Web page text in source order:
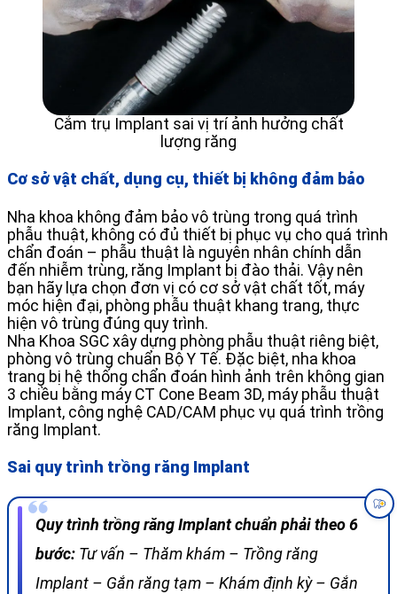
Cắm trụ Implant sai vị trí ảnh hưởng chất
lượng răng
Cơ sở vật chất, dụng cụ, thiết bị không đảm bảo
Nha khoa không đảm bảo vô trùng trong quá trình
phẫu thuật, không có đủ thiết bị phục vụ cho quá trình
chẩn đoán – phẫu thuật là nguyên nhân chính dẫn
đến nhiễm trùng, răng Implant bị đào thải. Vậy nên
bạn hãy lựa chọn đơn vị có cơ sở vật chất tốt, máy
móc hiện đại, phòng phẫu thuật khang trang, thực
hiện vô trùng đúng quy trình.
Nha Khoa SGC xây dựng phòng phẫu thuật riêng biệt,
phòng vô trùng chuẩn Bộ Y Tế. Đặc biệt, nha khoa
trang bị hệ thống chẩn đoán hình ảnh trên không gian
3 chiều bằng máy CT Cone Beam 3D, máy phẫu thuật
Implant, công nghệ CAD/CAM phục vụ quá trình trồng
răng Implant.
Sai quy trình trồng răng Implant
Quy trình trồng răng Implant chuẩn phải theo 6
bước:Tư vấn – Thăm khám – Trồng răng
Implant – Gắn răng tạm – Khám định kỳ – Gắn